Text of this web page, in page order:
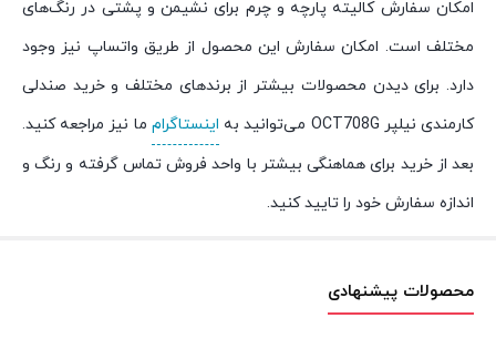
امکان سفارش کالیته پارچه و چرم برای نشیمن و پشتی در رنگ‌های
مختلف است. امکان سفارش این محصول از طریق واتساپ نیز وجود
دارد. برای دیدن محصولات بیشتر از برندهای مختلف و خرید صندلی
کارمندی نیلپر OCT708G می‌توانید به
اینستاگرام ما نیز مراجعه کنید.
بعد از خرید برای هماهنگی بیشتر با واحد فروش تماس گرفته و رنگ و
اندازه سفارش خود را تایید کنید.
محصولات پیشنهادی